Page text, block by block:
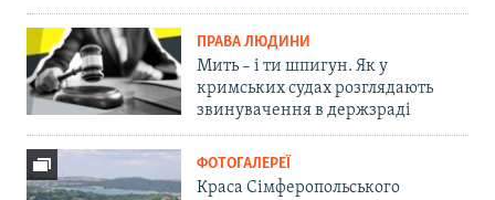
ПРАВА ЛЮДИНИ
Мить – і ти шпигун. Як у
кримських судах розглядають
звинувачення в держзраді
ФОТОГАЛЕРЕЇ
Краса Сімферопольського